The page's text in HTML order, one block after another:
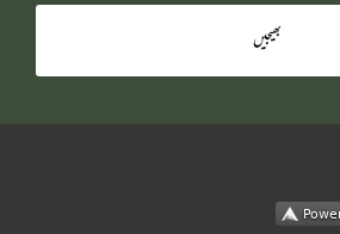
بھیجیں